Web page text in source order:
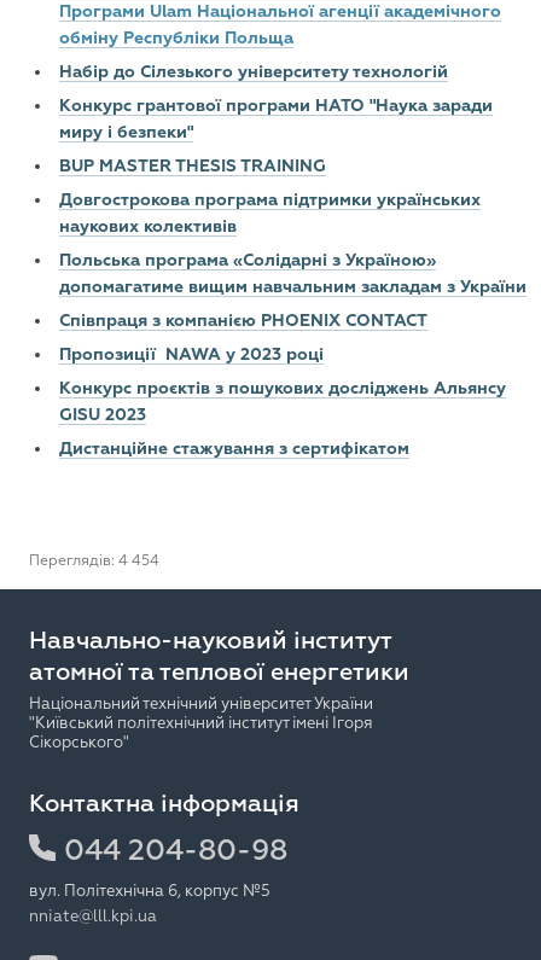
Програми Ulam Національної агенції академічного
обміну Республіки Польща
Набір до Сілезького університету технологій
Конкурс грантової програми НАТО "Наука заради
миру і безпеки"
BUP MASTER THESIS TRAINING
Довгострокова програма підтримки українських
наукових колективів
Польська програма «Солідарні з Україною»
допомагатиме вищим навчальним закладам з України
Співпраця з компанією PHOENIX CONTACT
Пропозиції NAWA у 2023 році
Конкурс проєктів з пошукових досліджень Альянсу
GISU 2023
Дистанційне стажування з сертифікатом
Переглядів: 4 454
Навчально-науковий інститут
атомної та теплової енергетики
Національний технічний університет України
"Київський політехнічний інститут імені Ігоря
Сікорського"
Контактна інформація
044 204-80-98
вул. Політехнічна 6, корпус №5
nniate@lll.kpi.ua